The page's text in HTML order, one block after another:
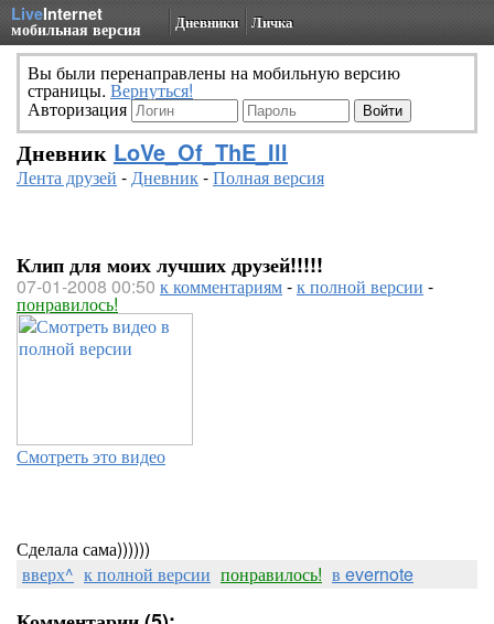
LiveInternet
мобильная версия Дневники Личка
Вы были перенаправлены на мобильную версию
страницы. Вернуться!
Авторизация
Дневник LoVe_Of_ThE_Ill
Лента друзей -Дневник-Полная версия
Клип для моих лучших друзей!!!!!
07-01-2008 00:50 к комментариям-к полной версии -
понравилось!
Смотреть это видео
Сделала сама))))))
вверх^ к полной версии понравилось! в evernote